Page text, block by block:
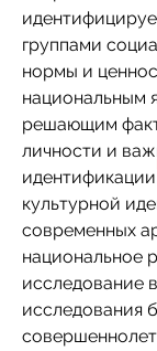
группами
нормы и
национальным
решающим
личности и
идентификации
культурной
современных
национальное
исследование
исследования